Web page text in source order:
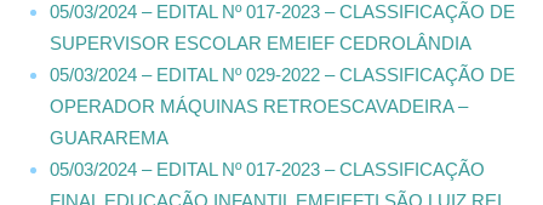
05/03/2024 – EDITAL Nº 017-2023 – CLASSIFICAÇÃO DE
SUPERVISOR ESCOLAR EMEIEF CEDROLÂNDIA
05/03/2024 – EDITAL Nº 029-2022 – CLASSIFICAÇÃO DE
OPERADOR MÁQUINAS RETROESCAVADEIRA –
GUARAREMA
05/03/2024 – EDITAL Nº 017-2023 – CLASSIFICAÇÃO
FINAL EDUCAÇÃO INFANTIL EMEIEFTI SÃO LUIZ REI